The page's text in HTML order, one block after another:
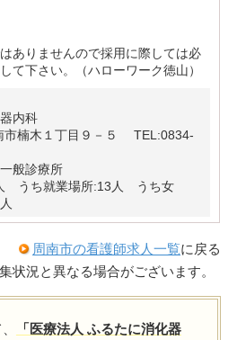
ありませんので採用に際しては必
て下さい。（ハローワーク徳山）
内科
市楠木１丁目９－５ TEL:0834-
般診療所
うち就業場所:13人 うち女
周南市の看護師求人一覧に戻る
状況と異なる場合がございます。
「医療法人 ふるたに消化器